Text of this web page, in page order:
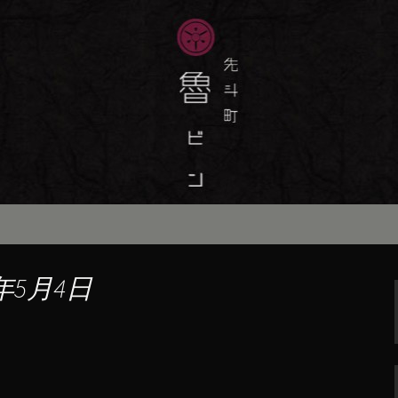
の京料理・和
の公式ブログ
しい季節の京料理・和食が自慢の「
新情報をおとどけします。
5月4日